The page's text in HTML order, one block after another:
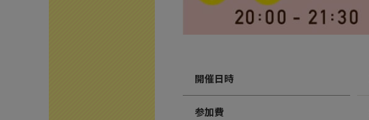
開催日時
参加費